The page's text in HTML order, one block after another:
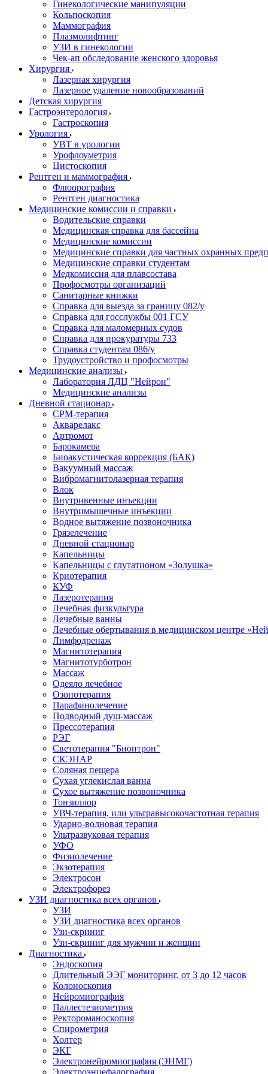
Гинекологические манипуляции
Кольпоскопия
Маммография
Плазмолифтинг
УЗИ в гинекологии
Чек-ап обследование женского здоровья
Хирургия
Лазерная хирургия
Лазерное удаление новообразований
Детская хирургия
Гастроэнтерология
Гастроскопия
Урология
УВТ в урологии
Урофлоуметрия
Цистоскопия
Рентген и маммография
Флюорография
Рентген диагностика
Медицинские комиссии и справки
Водительские справки
Медицинская справка для бассейна
Медицинские комиссии
Медицинские справки для частных охранных
Медицинские справки студентам
Медкомиссия для плавсостава
Профосмотры организаций
Санитарные книжки
Справка для выезда за границу 082/у
Справка для госслужбы 001 ГСУ
Справка для маломерных судов
Справка для прокуратуры 733
Справка студентам 086/у
Трудоустройство и профосмотры
Медицинские анализы
Лаборатория ЛДЦ "Нейрон"
Медицинские анализы
Дневной стационар
CPM-терапия
Акварелакс
Артромот
Барокамера
Биоакустическая коррекция (БАК)
Вакуумный массаж
Вибромагнитолазерная терапия
Влок
Внутривенные инъекции
Внутримышечные инъекции
Водное вытяжение позвоночника
Грязелечение
Дневной стационар
Капельницы
Капельницы с глутатионом «Золушка»
Криотерапия
КУФ
Лазеротерапия
Лечебная физкультура
Лечебные ванны
Лечебные обертывания в медицинском центре
Лимфодренаж
Магнитотерапия
Магнитотурботрон
Массаж
Одеяло лечебное
Озонотерапия
Парафинолечение
Подводный душ-массаж
Прессотерапия
РЭГ
Светотерапия "Биоптрон"
СКЭНАР
Соляная пещера
Сухая углекислая ванна
Сухое вытяжение позвоночника
Тонзиллор
УВЧ-терапия, или ультравысокочастотная терапия
Ударно-волновая терапия
Ультразвуковая терапия
УФО
Физиолечение
Экзотерапия
Электросон
Электрофорез
УЗИ диагностика всех органов
УЗИ
УЗИ диагностика всех органов
Узи-скриниг
Узи-скриниг для мужчин и женщин
Диагностика
Эндоскопия
Длительный ЭЭГ мониторинг, от 3 до 12 часов
Колоноскопия
Нейромиография
Паллестезиометрия
Ректороманоскопия
Спирометрия
Холтер
ЭКГ
Электронейромиография (ЭНМГ)
Электроэнцефалография